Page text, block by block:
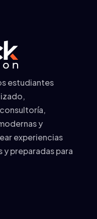
estudiantes
y
experiencias
preparadas para